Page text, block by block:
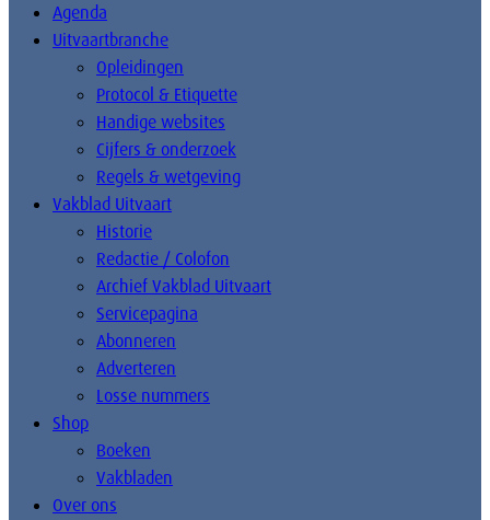
Agenda
Uitvaartbranche
Opleidingen
Protocol & Etiquette
Handige websites
Cijfers & onderzoek
Regels & wetgeving
Vakblad Uitvaart
Historie
Redactie / Colofon
Archief Vakblad Uitvaart
Servicepagina
Abonneren
Adverteren
Losse nummers
Shop
Boeken
Vakbladen
Over ons